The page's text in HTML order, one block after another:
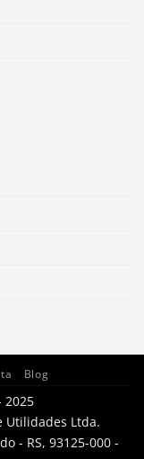
Blog
2025
Utilidades Ltda.
- RS, 93125-000 -